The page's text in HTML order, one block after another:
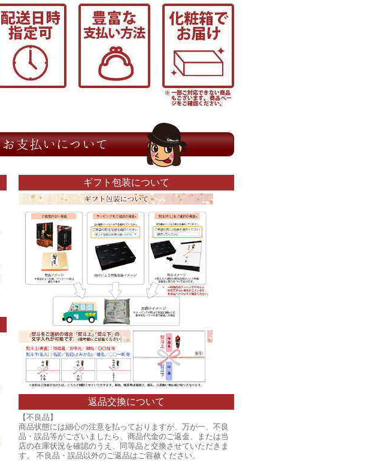
ギフト包装について
返品交換について
【不良品】
商品状態には細心の注意を払っておりますが、万が一、不良
品・誤品等がございましたら、商品代金のご返金、または当
店の在庫状況を確認のうえ、同等品と交換させていただきま
す。 不良品・誤品以外のご返品はご容赦ください。